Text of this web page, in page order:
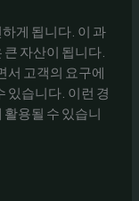
게 됩니다. 이 과
자산이 됩니다.
서 고객의 요구에
있습니다. 이런 경
용될 수 있습니